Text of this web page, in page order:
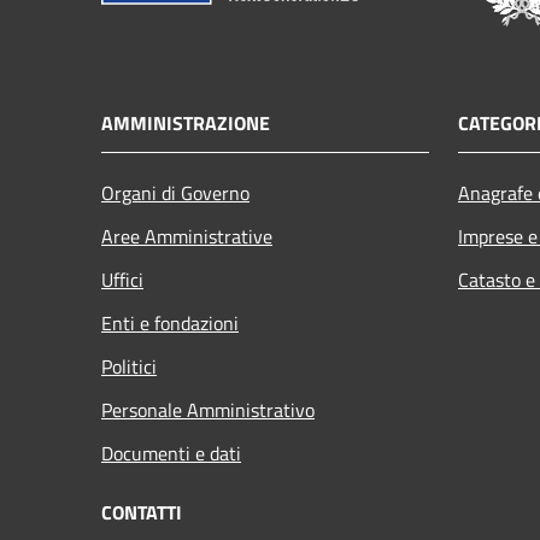
AMMINISTRAZIONE
Organi di Governo
Aree Amministrative
Uffici
Enti e fondazioni
Politici
Personale Amministrativo
Documenti e dati
Imprese
Catasto
CONTATTI